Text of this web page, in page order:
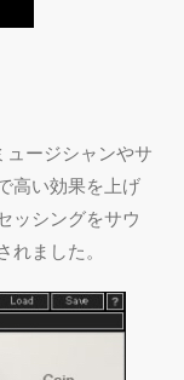
ージシャンやサ
高い効果を上げ
ッシングをサウ
ました。